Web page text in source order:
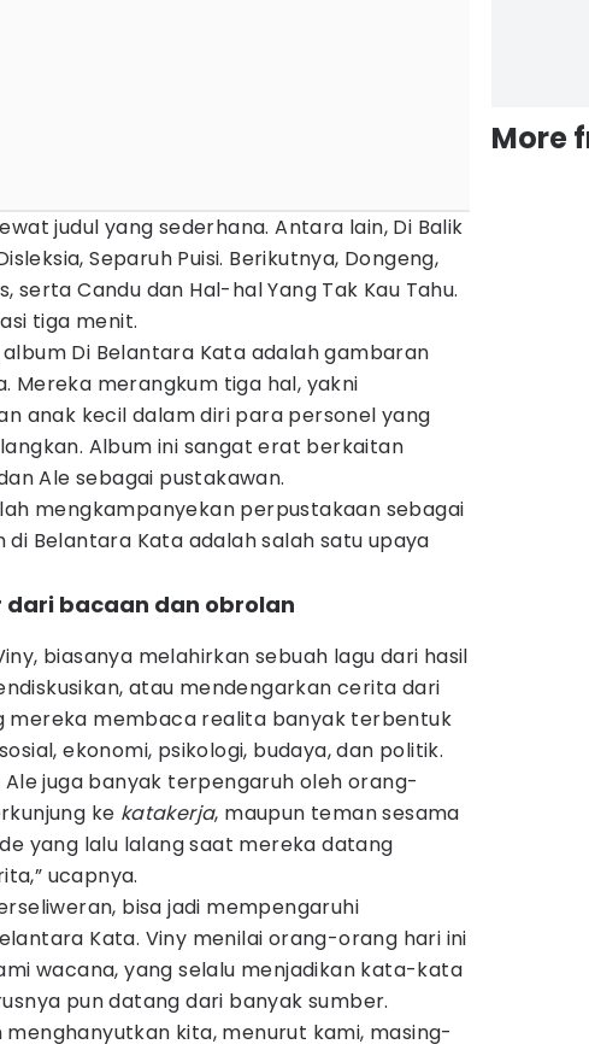
judul yang sederhana. Antara lain, Di Balik
Separuh Puisi. Berikutnya, Dongeng,
serta Candu dan Hal-hal Yang Tak Kau Tahu.
tiga menit.
Di Belantara Kata adalah gambaran
Mereka merangkum tiga hal, yakni
anak kecil dalam diri para personel yang
Album ini sangat erat berkaitan
Ale sebagai pustakawan.
mengkampanyekan perpustakaan sebagai
di Belantara Kata adalah salah satu upaya
dari bacaan dan obrolan
biasanya melahirkan sebuah lagu dari hasil
atau mendengarkan cerita dari
mereka membaca realita banyak terbentuk
ekonomi, psikologi, budaya, dan politik.
Ale juga banyak terpengaruh oleh orang-
ke katakerja, maupun teman sesama
yang lalu lalang saat mereka datang
ucapnya.
bisa jadi mempengaruhi
Kata. Viny menilai orang-orang hari ini
wacana, yang selalu menjadikan kata-kata
pun datang dari banyak sumber.
menghanyutkan kita, menurut kami, masing-
More